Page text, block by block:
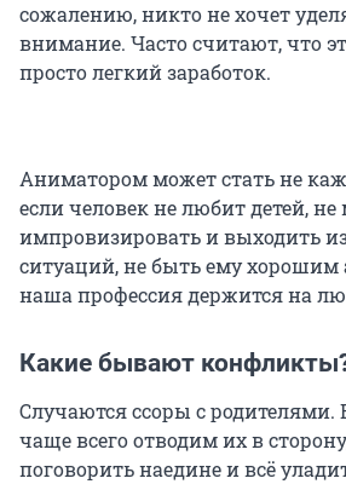
сожалению, никто не хочет
внимание. Часто считают, что
просто легкий заработок.
Аниматором может стать не
если человек не любит детей,
импровизировать и выходить
ситуаций, не быть ему
наша профессия держится на
Какие бывают
Случаются ссоры с
чаще всего отводим их в
поговорить наедине и всё